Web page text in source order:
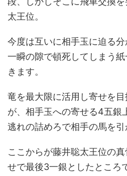
太王位。
今度は互いに相手玉に迫る分
一瞬の隙で頓死してしまう
きます。
竜を最大限に活用し寄せを
が、相手玉への寄せる4五銀
逃れの詰めろで相手の馬を引
ここからが藤井聡太王位の
せで最後3一銀としたところ